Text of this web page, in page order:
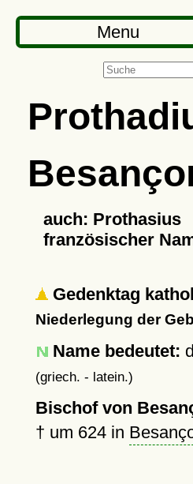
Menu
auch: Prothasius
französischer
Gedenktag
Niederlegung der
Name bedeutet:
(griech. - latein.)
Bischof von
† um 624in